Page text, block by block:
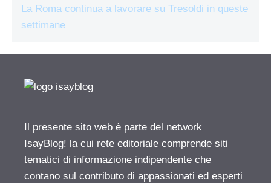
La Roma continua a lavorare su Tresoldi in queste
settimane
Il presente sito web è parte del network
IsayBlog! la cui rete editoriale comprende siti
tematici di informazione indipendente che
contano sul contributo di appassionati ed esperti